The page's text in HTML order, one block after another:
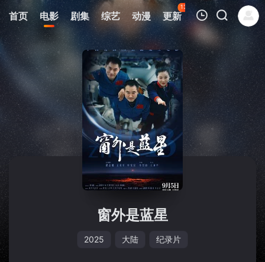
首页 电影 剧集 综艺 动漫 更新
135
热榜 APP
我的观影记录
暂无观看影片的记录
窗外是蓝星
2025 大陆 纪录片